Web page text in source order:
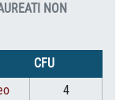
NON
CFU
4